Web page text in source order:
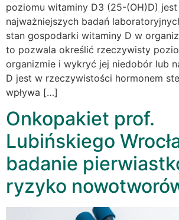
poziomu witaminy D3 (25-(OH)D)
najważniejszych badań
stan gospodarki witaminy D w
to pozwala określić rzeczywisty
organizmie i wykryć jej niedobór lub
D jest w rzeczywistości hormonem
wpływa […]
Onkopakiet prof.
Lubińskiego
badanie
ryzyko